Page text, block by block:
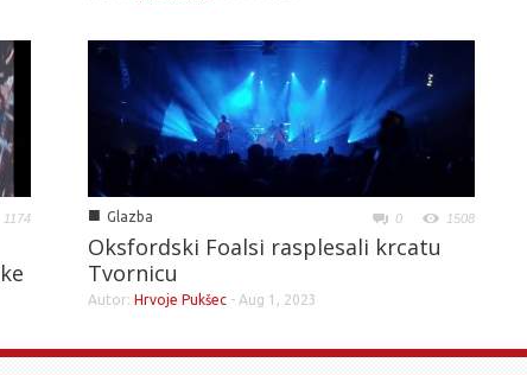
1174 ■ Glazba 0 1508
Oksfordski Foalsi rasplesali krcatu
Tvornicu
Autor: Hrvoje Pukšec- Aug 1, 2023